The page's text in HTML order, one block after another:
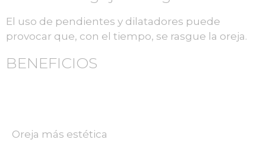
El uso de pendientes y dilatadores puede
provocar que, con el tiempo, se rasgue la oreja.
BENEFICIOS
Oreja más estética